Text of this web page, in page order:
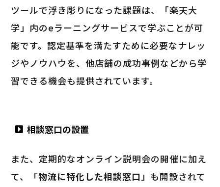
ツールで浮き彫りになった課題は、「楽天大
学」内のeラーニングサービスで学ぶことが可
能です。認定基準を満たすために必要なナレッ
ジやノウハウを、他店舗の成功事例などから学
習できる機会も提供されています。
相談窓口の設置
また、定期的なオンライン説明会の開催に加え
て、「物流に特化した相談窓口」も開設されて